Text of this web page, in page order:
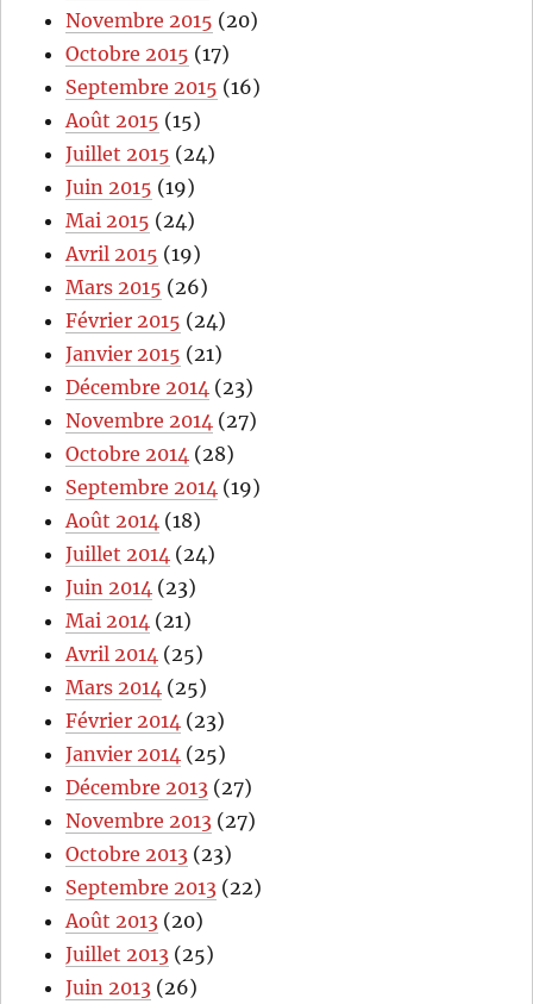
Novembre 2015 (20)
Octobre 2015 (17)
Septembre 2015 (16)
Août 2015 (15)
Juillet 2015 (24)
Juin 2015 (19)
Mai 2015 (24)
Avril 2015 (19)
Mars 2015 (26)
Février 2015 (24)
Janvier 2015 (21)
Décembre 2014 (23)
Novembre 2014 (27)
Octobre 2014 (28)
Septembre 2014 (19)
Août 2014 (18)
Juillet 2014 (24)
Juin 2014 (23)
Mai 2014 (21)
Avril 2014 (25)
Mars 2014 (25)
Février 2014 (23)
Janvier 2014 (25)
Décembre 2013 (27)
Novembre 2013 (27)
Octobre 2013 (23)
Septembre 2013 (22)
Août 2013 (20)
Juillet 2013 (25)
Juin 2013 (26)